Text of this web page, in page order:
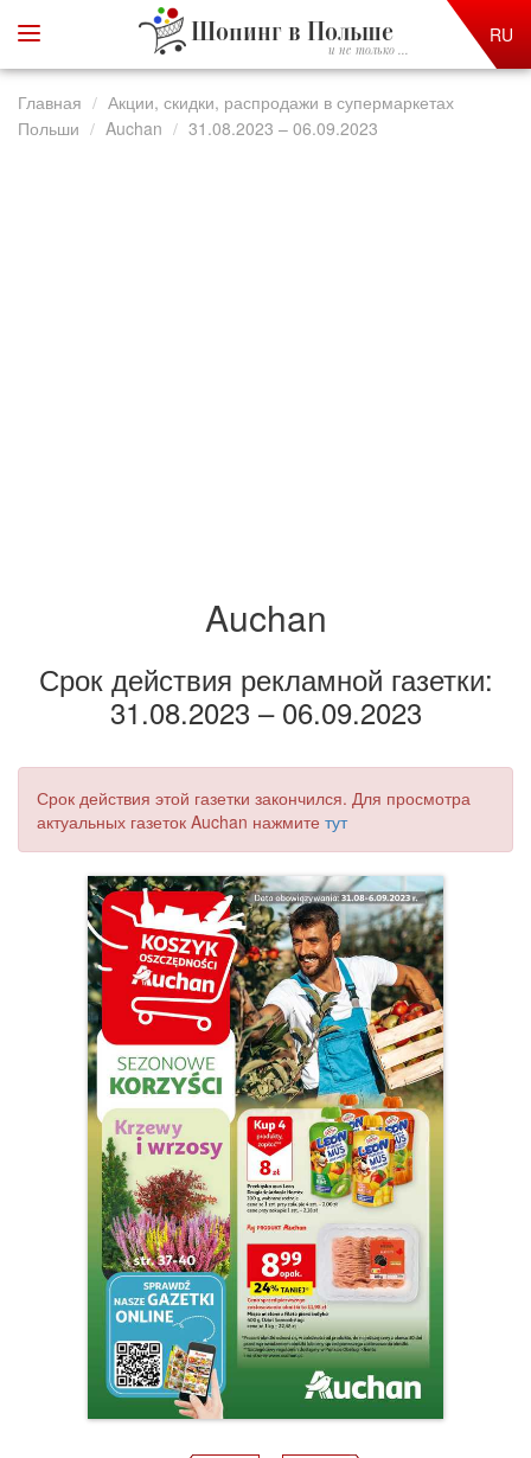
Шопинг в Польше
и не только ...
RU
Главная
Акции, скидки, распродажи в супермаркетах
Польши
Auchan 31.08.2023 – 06.09.2023
Auchan
Срок действия рекламной газетки:
31.08.2023 – 06.09.2023
Срок действия этой газетки закончился. Для просмотра
актуальных газеток Auchan нажмите тут